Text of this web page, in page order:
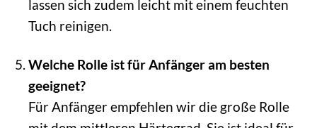
lassen sich zudem leicht mit einem feuchten
Tuch reinigen.
Welche Rolle ist für Anfänger am besten
geeignet?
Für Anfänger empfehlen wir die große Rolle